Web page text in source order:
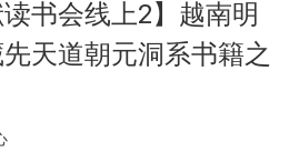
读书会线上2】越南明
天道朝元洞系书籍之